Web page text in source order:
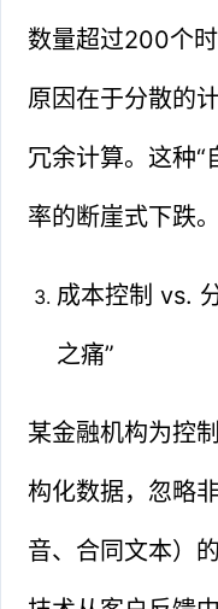
数量超过200个
原因在于分散的
冗余计算。这种“
率的断崖式下跌。
成本控制 vs.
之痛”
某金融机构为控
构化数据，忽略
音、合同文本）